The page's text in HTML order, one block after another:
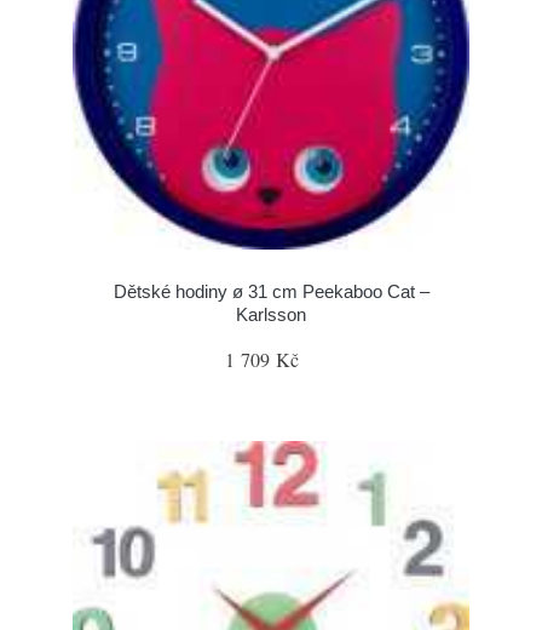
Dětské hodiny ø 31 cm Peekaboo Cat –
Karlsson
1 709 Kč